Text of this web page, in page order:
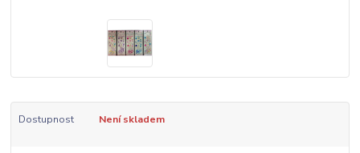
Dostupnost Není skladem